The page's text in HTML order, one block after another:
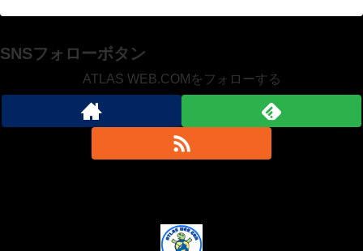
SNSフォローボタン
ATLAS WEB.COMをフォローする